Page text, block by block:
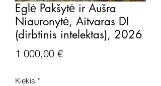
Eglė Pakšytė ir Aušra
Niauronytė, Aitvaras DI
(dirbtinis intelektas), 2026
1 000,00 €Price
Kiekis *